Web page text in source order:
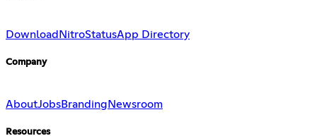
Download NitroStatusApp Directory
Company
AboutJobsBrandingNewsroom
Resources